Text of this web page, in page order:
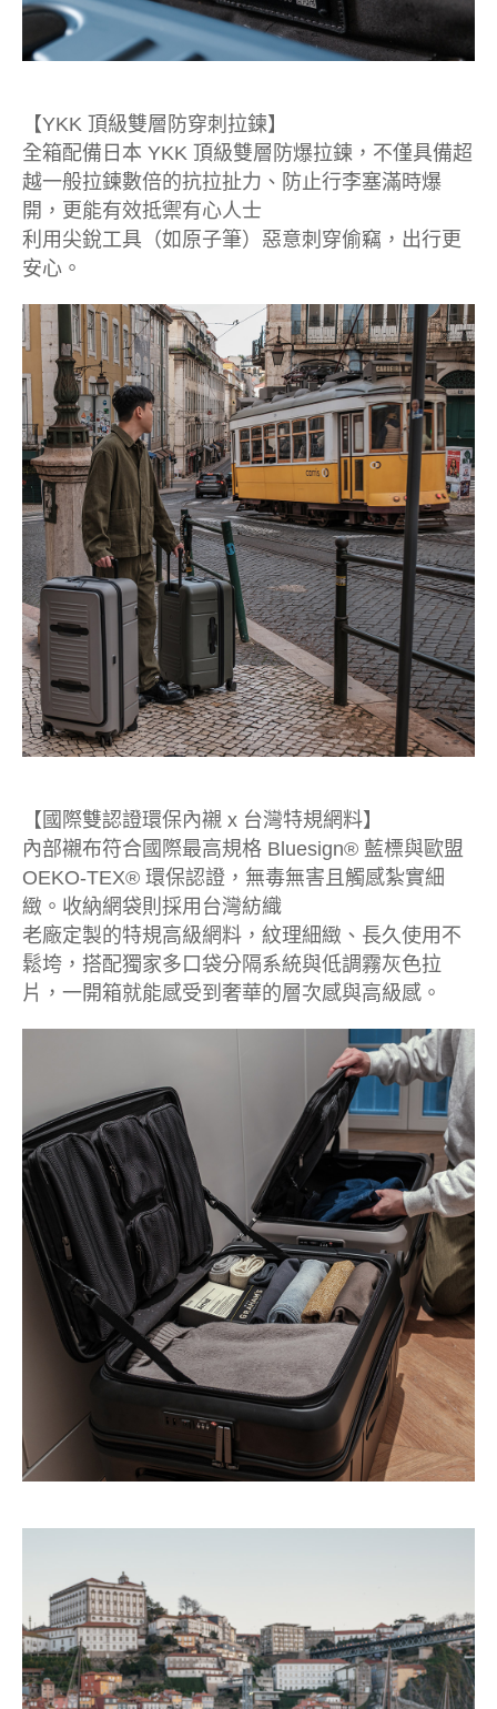
【YKK 頂級雙層防穿刺拉鍊】
全箱配備日本 YKK 頂級雙層防爆拉鍊，不僅具備超
越一般拉鍊數倍的抗拉扯力、防止行李塞滿時爆
開，更能有效抵禦有心人士
利用尖銳工具（如原子筆）惡意刺穿偷竊，出行更
安心。
【國際雙認證環保內襯 x 台灣特規網料】
內部襯布符合國際最高規格 Bluesign® 藍標與歐盟
OEKO-TEX® 環保認證，無毒無害且觸感紮實細
緻。收納網袋則採用台灣紡織
老廠定製的特規高級網料，紋理細緻、長久使用不
鬆垮，搭配獨家多口袋分隔系統與低調霧灰色拉
片，一開箱就能感受到奢華的層次感與高級感。